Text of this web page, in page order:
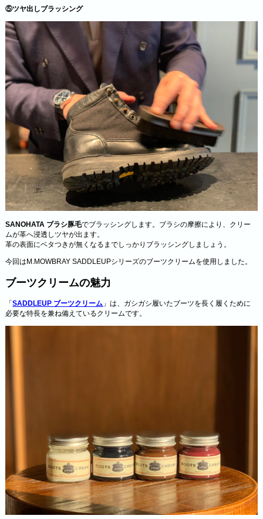
⑤ツヤ出しブラッシング
SANOHATA ブラシ豚毛でブラッシングします。ブラシの摩擦により、クリー
ムが革へ浸透しツヤが出ます。
革の表面にベタつきが無くなるまでしっかりブラッシングしましょう。
今回はM.MOWBRAY SADDLEUPシリーズのブーツクリームを使用しました。
ブーツクリームの魅力
「SADDLEUP ブーツクリーム 」は、ガシガシ履いたブーツを長く履くために
必要な特長を兼ね備えているクリームです。